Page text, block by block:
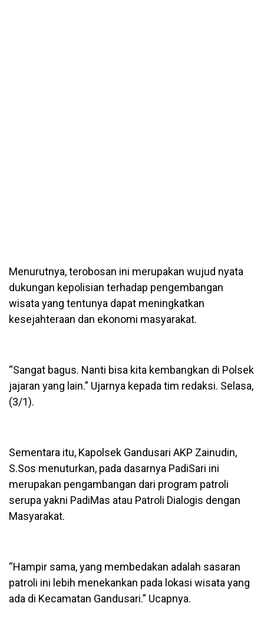
Menurutnya, terobosan ini merupakan wujud nyata
dukungan kepolisian terhadap pengembangan
wisata yang tentunya dapat meningkatkan
kesejahteraan dan ekonomi masyarakat.
“Sangat bagus. Nanti bisa kita kembangkan di Polsek
jajaran yang lain.” Ujarnya kepada tim redaksi. Selasa,
(3/1).
Sementara itu, Kapolsek Gandusari AKP Zainudin,
S.Sos menuturkan, pada dasarnya PadiSari ini
merupakan pengambangan dari program patroli
serupa yakni PadiMas atau Patroli Dialogis dengan
Masyarakat.
“Hampir sama, yang membedakan adalah sasaran
patroli ini lebih menekankan pada lokasi wisata yang
ada di Kecamatan Gandusari.” Ucapnya.